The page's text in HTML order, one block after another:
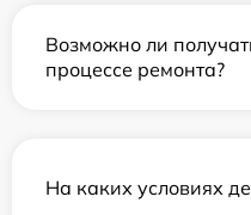
Возможно ли
процессе ремонта?
На каких условиях